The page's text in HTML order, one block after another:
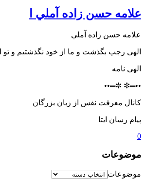
علامه حسن زاده آملي ا
علامه حسن زاده آملي
الهی رجب بگذشت و ما از خود نگذشتیم و تو
الهي نامه
••═✼ ✼═••
كانال معرفت نفس از زبان بزرگان
پیام رسان ایتا
0
موضوعات
موضوعات